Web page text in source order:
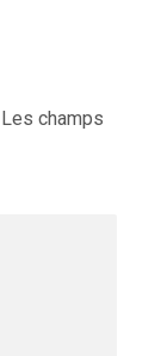
Les champs